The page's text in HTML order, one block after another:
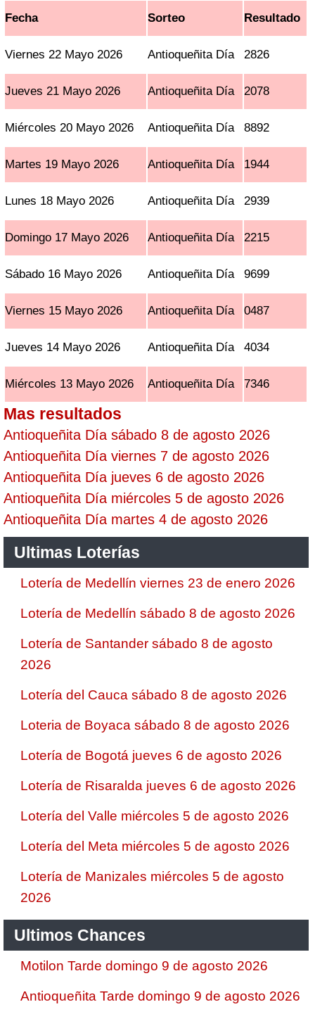
Fecha Sorteo Resultado
Viernes 22 Mayo 2026 Antioqueñita Día 2826
Jueves 21 Mayo 2026 Antioqueñita Día 2078
Miércoles 20 Mayo 2026 Antioqueñita Día 8892
Martes 19 Mayo 2026 Antioqueñita Día 1944
Lunes 18 Mayo 2026 Antioqueñita Día 2939
Domingo 17 Mayo 2026 Antioqueñita Día 2215
Sábado 16 Mayo 2026 Antioqueñita Día 9699
Viernes 15 Mayo 2026 Antioqueñita Día 0487
Jueves 14 Mayo 2026 Antioqueñita Día 4034
Miércoles 13 Mayo 2026 Antioqueñita Día 7346
Mas resultados
Antioqueñita Día sábado 8 de agosto 2026
Antioqueñita Día viernes 7 de agosto 2026
Antioqueñita Día jueves 6 de agosto 2026
Antioqueñita Día miércoles 5 de agosto 2026
Antioqueñita Día martes 4 de agosto 2026
Ultimas Loterías
Lotería de Medellín viernes 23 de enero 2026
Lotería de Medellín sábado 8 de agosto 2026
Lotería de Santander sábado 8 de agosto
2026
Lotería del Cauca sábado 8 de agosto 2026
Loteria de Boyaca sábado 8 de agosto 2026
Lotería de Bogotá jueves 6 de agosto 2026
Lotería de Risaralda jueves 6 de agosto 2026
Lotería del Valle miércoles 5 de agosto 2026
Lotería del Meta miércoles 5 de agosto 2026
Lotería de Manizales miércoles 5 de agosto
2026
Ultimos Chances
Motilon Tarde domingo 9 de agosto 2026
Antioqueñita Tarde domingo 9 de agosto 2026